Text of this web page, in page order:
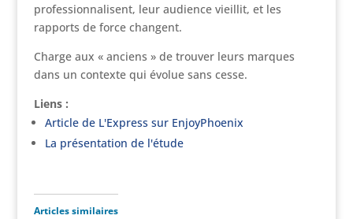
professionnalisent, leur audience vieillit, et les
rapports de force changent.
Charge aux « anciens » de trouver leurs marques
dans un contexte qui évolue sans cesse.
Liens :
Article de L'Express sur EnjoyPhoenix
La présentation de l'étude
Articles similaires